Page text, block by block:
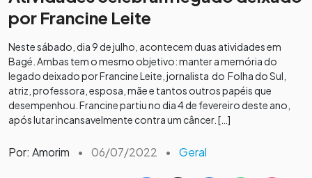
por Francine Leite
Neste sábado, dia 9 de julho, acontecem duas atividades em
Bagé. Ambas tem o mesmo objetivo: manter a memória do
legado deixado por Francine Leite, jornalista do Folha do Sul,
atriz, professora, esposa, mãe e tantos outros papéis que
desempenhou. Francine partiu no dia 4 de fevereiro deste ano,
após lutar incansavelmente contra um câncer. […]
Por: Amorim • 06/07/2022 • Geral